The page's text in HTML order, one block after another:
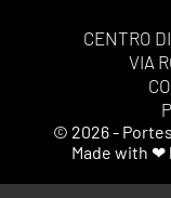
CENTRO
VIA
© 2026 -
Made with ❤